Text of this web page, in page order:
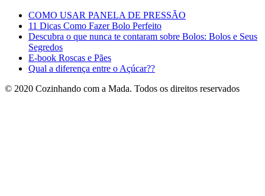
COMO USAR PANELA DE PRESSÃO
11 Dicas Como Fazer Bolo Perfeito
Descubra o que nunca te contaram sobre Bolos: Bolos e Seus
Segredos
E-book Roscas e Pães
Qual a diferença entre o Açúcar??
© 2020 Cozinhando com a Mada. Todos os direitos reservados